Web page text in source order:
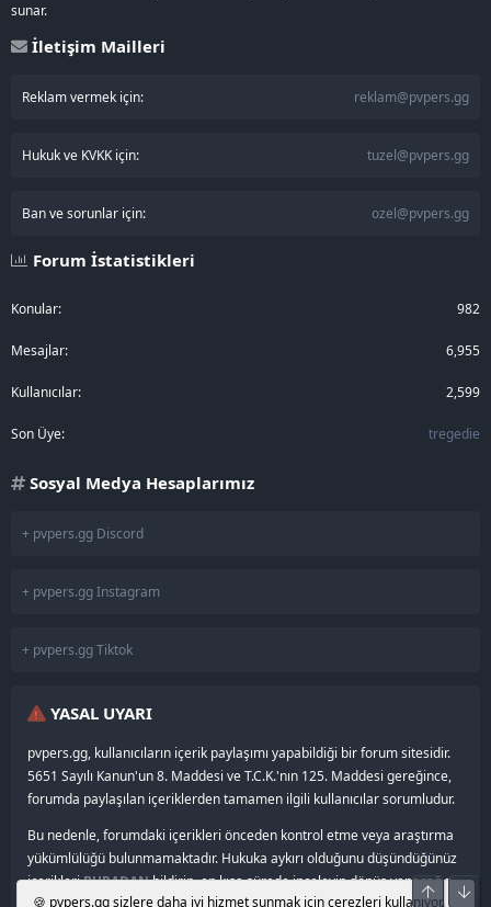
sunar.
İletişim Mailleri
Reklam vermek için: reklam@pvpers.gg
Hukuk ve KVKK için: tuzel@pvpers.gg
Ban ve sorunlar için: ozel@pvpers.gg
Forum İstatistikleri
Konular 982
Mesajlar 6,955
Kullanıcılar 2,599
Son Üye tregedie
Sosyal Medya Hesaplarımız
+ pvpers.gg Discord
+ pvpers.gg Instagram
+ pvpers.gg Tiktok
YASAL UYARI
pvpers.gg, kullanıcıların içerik paylaşımı yapabildiği bir forum sitesidir.
5651 Sayılı Kanun'un 8. Maddesi ve T.C.K.'nın 125. Maddesi gereğince,
forumda paylaşılan içeriklerden tamamen ilgili kullanıcılar sorumludur.
Bu nedenle, forumdaki içerikleri önceden kontrol etme veya araştırma
yükümlülüğü bulunmamaktadır. Hukuka aykırı olduğunu düşündüğünüz
içerikleriBURADANbildirin, en kısa sürede inceleyip dönüş yapacağız.
🍪 pvpers.gg sizlere daha iyi hizmet sunmak için çerezleri kullanıyor.
Üst Alt